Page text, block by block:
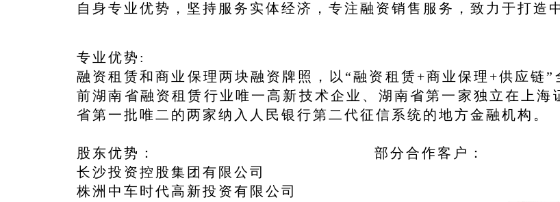
自身专业优势，坚持服务实体经济，专注融资销售服务，致力于打造
专业优势:
融资租赁和商业保理两块融资牌照，以“融资租赁+商业保理+供应链
前湖南省融资租赁行业唯一高新技术企业、湖南省第一家独立在上
省第一批唯二的两家纳入人民银行第二代征信系统的地方金融机构。
股东优势： 部分合作客户：
长沙投资控股集团有限公司
株洲中车时代高新投资有限公司